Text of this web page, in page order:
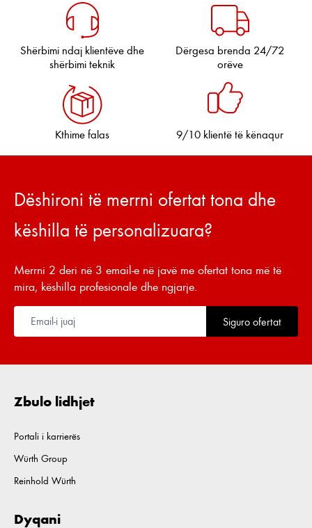
Shërbimi ndaj klientëve dhe
shërbimi teknik
Dërgesa brenda 24/72
orëve
Kthime falas 9/10 klientë të kënaqur
Dëshironi të merrni ofertat tona dhe
këshilla të personalizuara?
Merrni 2 deri në 3 email-e në javë me ofertat tona më të
mira, këshilla profesionale dhe ngjarje.
Siguro ofertat
Zbulo lidhjet
Portali i karrierës
Würth Group
Reinhold Würth
Dyqani